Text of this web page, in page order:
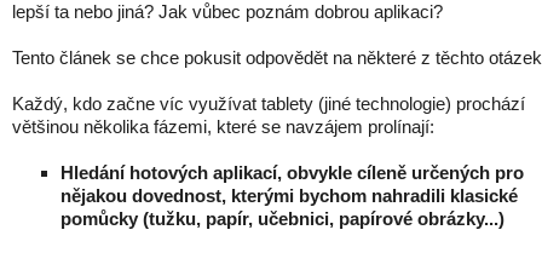
lepší ta nebo jiná? Jak vůbec poznám dobrou aplikaci?
Tento článek se chce pokusit odpovědět na některé z těchto
Každý, kdo začne víc využívat tablety (jiné technologie) prochází
většinou několika fázemi, které se navzájem prolínají:
Hledání hotových aplikací, obvykle cíleně určených pro
nějakou dovednost, kterými bychom nahradili klasické
pomůcky (tužku, papír, učebnici, papírové obrázky...)